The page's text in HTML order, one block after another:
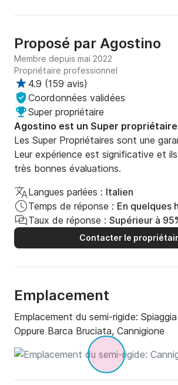
Proposé par Agostino
Membre depuis mai 2022
Propriétaire professionnel
4.9 (159 avis)
Coordonnées validées
Super propriétaire
Agostino est un Super propriétaire
Les Super Propriétaires sont une
Leur expérience est significative et
très bonnes évaluations.
Langues parlées : Italien
Temps de réponse : En quelques
Taux de réponse : Supérieur à
Contacter le
Emplacement
Emplacement du semi-rigide:
Oppure Barca Bruciata, Cannigione